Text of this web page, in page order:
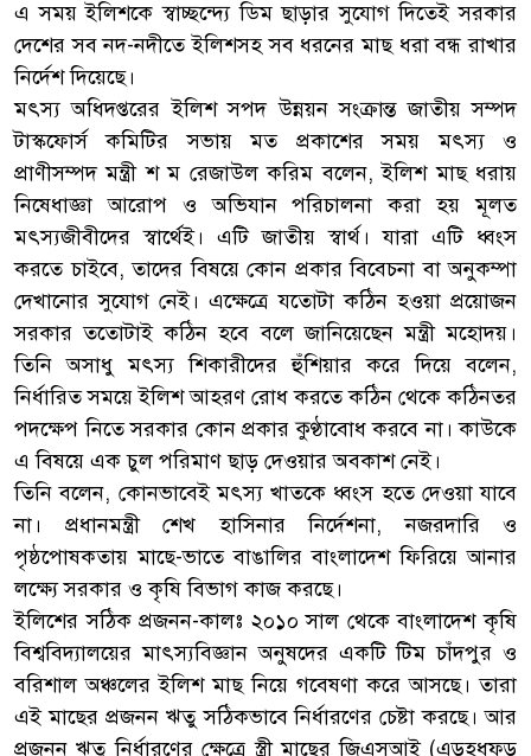
এ সময় ইলিশকে স্বাচ্ছন্দ্যে ডিম ছাড়ার সুযোগ দিতেই সরকার
দেশের সব নদ-নদীতে ইলিশসহ সব ধরনের মাছ ধরা বন্ধ রাখার
নির্দেশ দিয়েছে।
মৎস্য অধিদপ্তরের ইলিশ সপদ উন্নয়ন সংক্রান্ত জাতীয় সম্পদ
টাস্কফোর্স কমিটির সভায় মত প্রকাশের সময় মৎস্য ও
প্রাণীসম্পদ মন্ত্রী শ ম রেজাউল করিম বলেন, ইলিশ মাছ ধরায়
নিষেধাজ্ঞা আরোপ ও অভিযান পরিচালনা করা হয় মূলত
মৎস্যজীবীদের স্বার্থেই। এটি জাতীয় স্বার্থ। যারা এটি ধ্বংস
করতে চাইবে, তাদের বিষয়ে কোন প্রকার বিবেচনা বা অনুকম্পা
দেখানোর সুযোগ নেই। এক্ষেত্রে যতোটা কঠিন হওয়া প্রয়োজন
সরকার ততোটাই কঠিন হবে বলে জানিয়েছেন মন্ত্রী মহোদয়।
তিনি অসাধু মৎস্য শিকারীদের হুঁশিয়ার করে দিয়ে বলেন,
নির্ধারিত সময়ে ইলিশ আহরণ রোধ করতে কঠিন থেকে কঠিনতর
পদক্ষেপ নিতে সরকার কোন প্রকার কুণ্ঠাবোধ করবে না। কাউকে
এ বিষয়ে এক চুল পরিমাণ ছাড় দেওয়ার অবকাশ নেই।
তিনি বলেন, কোনভাবেই মৎস্য খাতকে ধ্বংস হতে দেওয়া যাবে
না। প্রধানমন্ত্রী শেখ হাসিনার নির্দেশনা, নজরদারি ও
পৃষ্ঠপোষকতায় মাছে-ভাতে বাঙালির বাংলাদেশ ফিরিয়ে আনার
লক্ষ্যে সরকার ও কৃষি বিভাগ কাজ করছে।
ইলিশের সঠিক প্রজনন-কালঃ ২০১০ সাল থেকে বাংলাদেশ কৃষি
বিশ্ববিদ্যালয়ের মাৎস্যবিজ্ঞান অনুষদের একটি টিম চাঁদপুর ও
বরিশাল অঞ্চলের ইলিশ মাছ নিয়ে গবেষণা করে আসছে। তারা
এই মাছের প্রজনন ঋতু সঠিকভাবে নির্ধারণের চেষ্টা করছে। আর
প্রজনন ঋতু নির্ধারণের ক্ষেত্রে স্ত্রী মাছের জিএসআই (এড়হধফড়